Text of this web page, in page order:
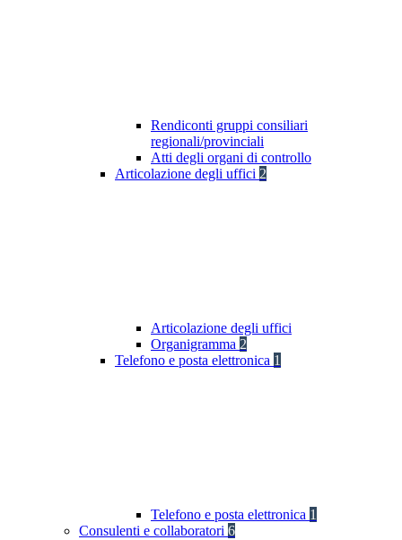
Rendiconti gruppi consiliari
regionali/provinciali
Atti degli organi di controllo
Articolazione degli uffici 2
Articolazione degli uffici
Organigramma 2
Telefono e posta elettronica 1
Telefono e posta elettronica 1
Consulenti e collaboratori 6